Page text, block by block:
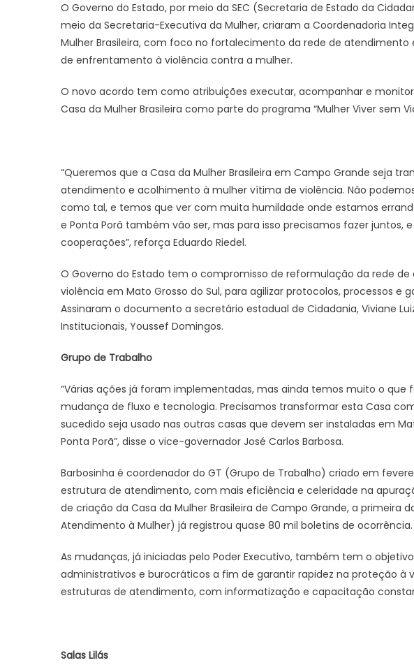
O Governo do Estado, por meio da SEC (Secretaria de Estado da
meio da Secretaria-Executiva da Mulher, criaram a Coordenadoria
Mulher Brasileira, com foco no fortalecimento da rede de
de enfrentamento à violência contra a mulher.
O novo acordo tem como atribuições executar, acompanhar e
Casa da Mulher Brasileira como parte do programa “Mulher Viver sem
“Queremos que a Casa da Mulher Brasileira em Campo Grande seja
atendimento e acolhimento à mulher vítima de violência. Não
como tal, e temos que ver com muita humildade onde estamos
e Ponta Porã também vão ser, mas para isso precisamos fazer juntos,
cooperações”, reforça Eduardo Riedel.
O Governo do Estado tem o compromisso de reformulação da rede
violência em Mato Grosso do Sul, para agilizar protocolos, processos
Assinaram o documento a secretário estadual de Cidadania, Viviane
Institucionais, Youssef Domingos.
Grupo de Trabalho
“Várias ações já foram implementadas, mas ainda temos muito o que
mudança de fluxo e tecnologia. Precisamos transformar esta Casa
sucedido seja usado nas outras casas que devem ser instaladas em
Ponta Porã”, disse o vice-governador José Carlos Barbosa.
Barbosinha é coordenador do GT (Grupo de Trabalho) criado em
estrutura de atendimento, com mais eficiência e celeridade na
de criação da Casa da Mulher Brasileira de Campo Grande, a primeira
Atendimento à Mulher) já registrou quase 80 mil boletins de ocorrência.
As mudanças, já iniciadas pelo Poder Executivo, também tem o
administrativos e burocráticos a fim de garantir rapidez na proteção à
estruturas de atendimento, com informatização e capacitação
Salas Lilás